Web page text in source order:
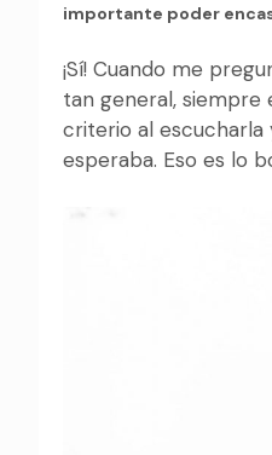
importante poder
¡Sí! Cuando me
tan general, siempre
criterio al escucharla
esperaba. Eso es lo